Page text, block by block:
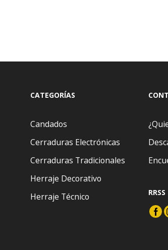
CATEGORÍAS
Candados
Cerraduras Electrónicas
Cerraduras Tradicionales
Herraje Decorativo
Herraje Técnico
RRSS